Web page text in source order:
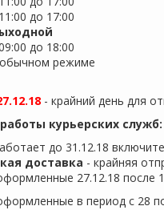
до 17:00
до 18:00
режиме
- крайний день для
курьерских служб:
до 31.12.18
доставка - крайняя
27.12.18 после
в период с 28